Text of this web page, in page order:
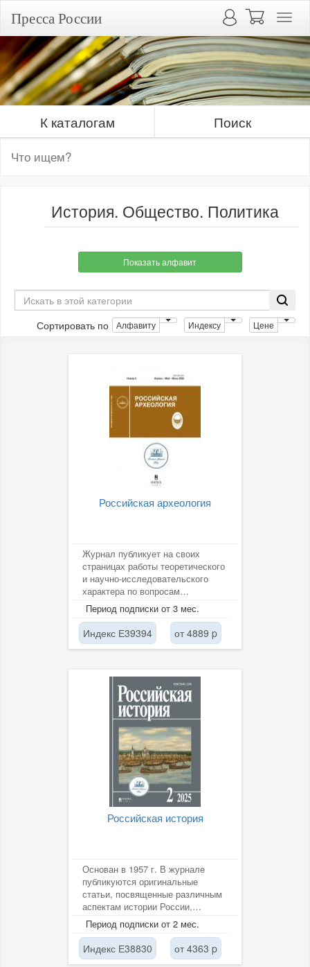
Пресса России
К каталогам Поиск
История. Общество. Политика
Показать алфавит
Сортировать по Алфавиту Индексу Цене
Российская археология
Журнал публикует на своих
страницах работы теоретического
и научно-исследовательского
характера по вопросам
археологии и смежных
дисциплин,...
Период подписки от 3 мес.
Индекс Е39394 от 4889 p
Российская история
Основан в 1957 г. В журнале
публикуются оригинальные
статьи, посвященные различным
аспектам истории России,
начиная с древнейших времен,
ее...
Период подписки от 2 мес.
Индекс Е38830 от 4363 p